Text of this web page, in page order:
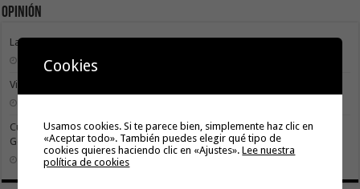
Opinión
La Gomera transforma su modelo energético
2 agosto, 2026
Vivir donde se estudia: una cuestión de igualdad entre islas
Cuidar es avanzar: el escudo social que sostiene el progreso de La
Gomera
19 julio, 2026
Cookies
Usamos cookies. Si te parece bien, simplemente haz clic en
«Aceptar todo». También puedes elegir qué tipo de
cookies quieres haciendo clic en «Ajustes».Lee nuestra
política de cookies